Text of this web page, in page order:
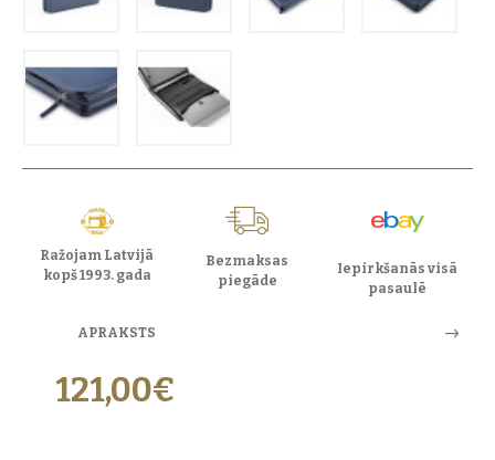
Ražojam Latvijā
kopš 1993. gada
Bezmaksas
piegāde
Iepirkšanās visā
pasaulē
APRAKSTS
121,00€